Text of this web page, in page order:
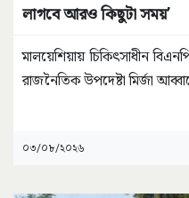
লাগবে আরও কিছুটা সময়’
মালয়েশিয়ায় চিকিৎসাধীন
রাজনৈতিক উপদেষ্টা মির্জা
০৩/০৮/২০২৬